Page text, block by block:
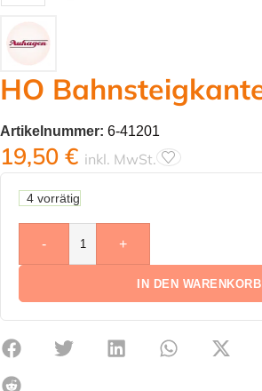
HO
Artikelnummer: 6-41201
19,50 € inkl. MwSt.
4 vorrätig
- +
IN DEN WARENKORB